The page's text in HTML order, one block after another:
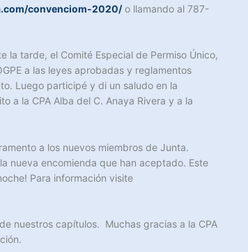
convenciom-2020/o llamando al 787-
la tarde, el Comité Especial de Permiso Único,
a las leyes aprobadas y reglamentos
Luego participé y di un saludo en la
a la CPA Alba del C. Anaya Rivera y a la
a los nuevos miembros de Junta.
nueva encomienda que han aceptado. Este
Para información visite
nuestros capítulos. Muchas gracias a la CPA